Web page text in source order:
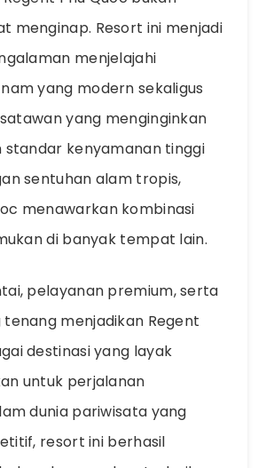
menginap. Resort ini menjadi
menjelajahi
yang modern sekaligus
yang menginginkan
standar kenyamanan tinggi
sentuhan alam tropis,
menawarkan kombinasi
di banyak tempat lain.
pelayanan premium, serta
menjadikan Regent
destinasi yang layak
untuk perjalanan
dunia pariwisata yang
resort ini berhasil